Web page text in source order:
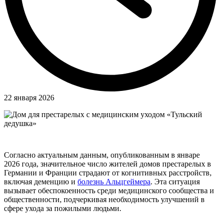
22 января 2026
Согласно актуальным данным, опубликованным в январе
2026 года, значительное число жителей домов престарелых в
Германии и Франции страдают от когнитивных расстройств,
включая деменцию и болезнь Альцгеймера. Эта ситуация
вызывает обеспокоенность среди медицинского сообщества и
общественности, подчеркивая необходимость улучшений в
сфере ухода за пожилыми людьми.